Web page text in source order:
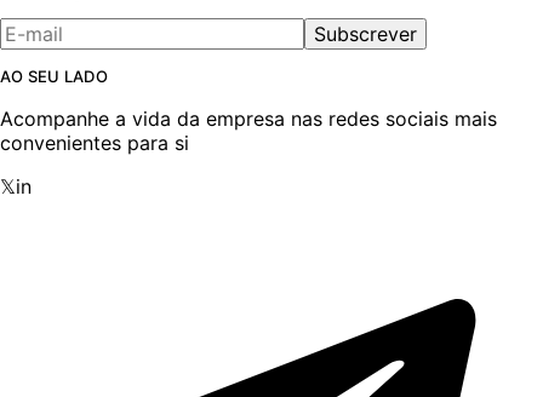
Subscrever
AO SEU LADO
Acompanhe a vida da empresa nas redes sociais mais
convenientes para si
𝕏in